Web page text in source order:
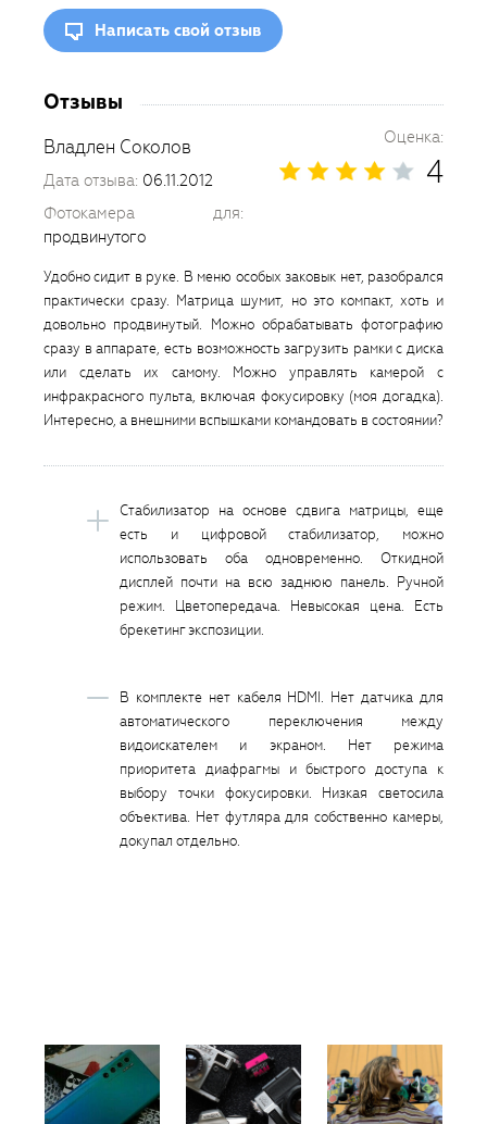
Написать свой отзыв
Отзывы
Владлен Соколов
Дата отзыва: 06.11.2012
Фотокамера для:
продвинутого
Оценка:
4
Удобно сидит в руке. В меню особых заковык нет, разобрался
практически сразу. Матрица шумит, но это компакт, хоть и
довольно продвинутый. Можно обрабатывать фотографию
сразу в аппарате, есть возможность загрузить рамки с диска
или сделать их самому. Можно управлять камерой с
инфракрасного пульта, включая фокусировку (моя догадка).
Интересно, а внешними вспышками командовать в состоянии?
Стабилизатор на основе сдвига матрицы, еще
есть и цифровой стабилизатор, можно
использовать оба одновременно. Откидной
дисплей почти на всю заднюю панель. Ручной
режим. Цветопередача. Невысокая цена. Есть
брекетинг экспозиции.
В комплекте нет кабеля HDMI. Нет датчика для
автоматического переключения между
видоискателем и экраном. Нет режима
приоритета диафрагмы и быстрого доступа к
выбору точки фокусировки. Низкая светосила
объектива. Нет футляра для собственно камеры,
докупал отдельно.